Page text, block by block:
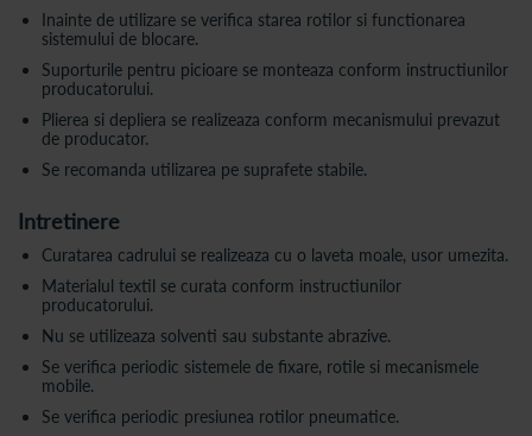
Inainte de utilizare se verifica starea rotilor si functionarea
sistemului de blocare.
Suporturile pentru picioare se monteaza conform instructiunilor
producatorului.
Plierea si depliera se realizeaza conform mecanismului prevazut
de producator.
Se recomanda utilizarea pe suprafete stabile.
Intretinere
Curatarea cadrului se realizeaza cu o laveta moale, usor umezita.
Materialul textil se curata conform instructiunilor
producatorului.
Nu se utilizeaza solventi sau substante abrazive.
Se verifica periodic sistemele de fixare, rotile si mecanismele
mobile.
Se verifica periodic presiunea rotilor pneumatice.